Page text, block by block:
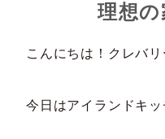
理想の
こんにちは！クレバ
今日はアイランドキ